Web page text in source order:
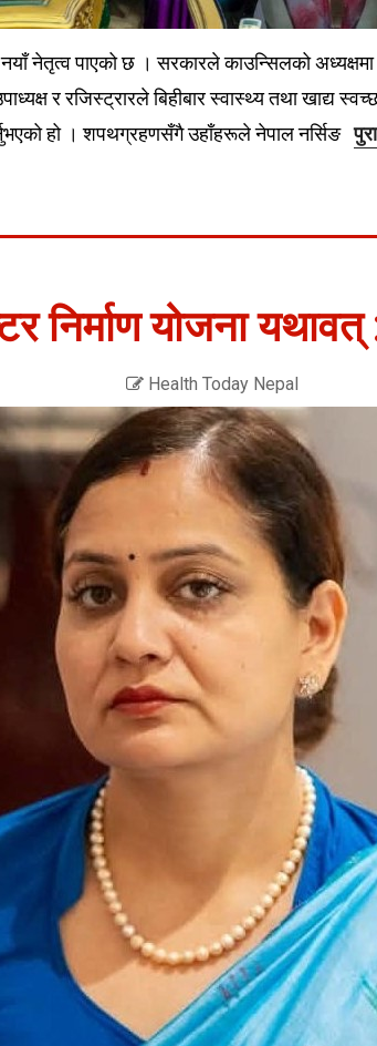
नेतृत्व पाएको छ । सरकारले काउन्सिलको अध्यक्षमा
र रजिस्ट्रारले बिहीबार स्वास्थ्य तथा खाद्य
हो । शपथग्रहणसँगै उहाँहरूले नेपाल नर्सिङ
निर्माण योजना यथावत्
Health Today Nepal